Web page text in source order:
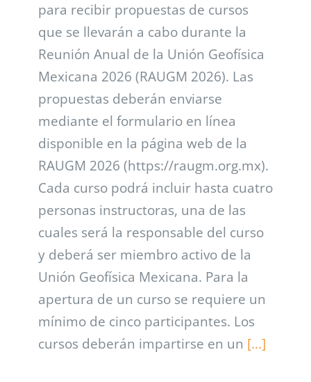
para recibir propuestas de cursos
que se llevarán a cabo durante la
Reunión Anual de la Unión Geofísica
Mexicana 2026 (RAUGM 2026). Las
propuestas deberán enviarse
mediante el formulario en línea
disponible en la página web de la
RAUGM 2026 (https://raugm.org.mx).
Cada curso podrá incluir hasta cuatro
personas instructoras, una de las
cuales será la responsable del curso
y deberá ser miembro activo de la
Unión Geofísica Mexicana. Para la
apertura de un curso se requiere un
mínimo de cinco participantes. Los
cursos deberán impartirse en un [...]